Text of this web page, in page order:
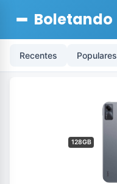
Boletando
Recentes Populares
128GB